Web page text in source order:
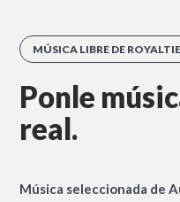
MÚSICA LIBRE DE
Ponle
real.
Música seleccionada de